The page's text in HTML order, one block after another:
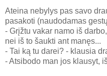
Ateina nebylys pas savo
pasakoti (naudodamas
- Grįžtu vakar namo iš
nei iš to šaukti ant manęs...
- Tai ką tu darei? - klausia
- Atsibodo man jos klausyt,